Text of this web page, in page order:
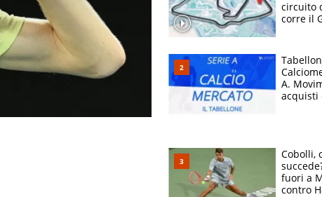
circuito
corre il
A.
acquisti
Cobolli,
fuori a
contro